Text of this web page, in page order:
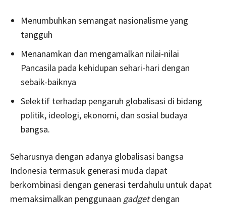
Menumbuhkan semangat nasionalisme yang
tangguh
Menanamkan dan mengamalkan nilai-nilai
Pancasila pada kehidupan sehari-hari dengan
sebaik-baiknya
Selektif terhadap pengaruh globalisasi di bidang
politik, ideologi, ekonomi, dan sosial budaya
bangsa.
Seharusnya dengan adanya globalisasi bangsa
Indonesia termasuk generasi muda dapat
berkombinasi dengan generasi terdahulu untuk dapat
memaksimalkan penggunaan gadgetdengan